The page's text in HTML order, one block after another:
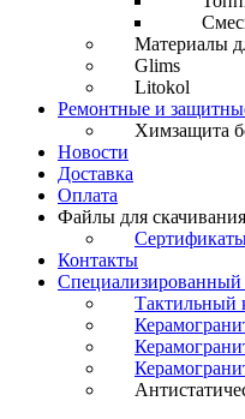
Материалы
Glims
Litokol
Ремонтные и
Химзащита
Новости
Доставка
Оплата
Файлы для скачивания
Контакты
Специализированный
Тактильный